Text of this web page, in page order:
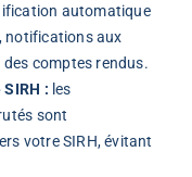
automatique
notifications aux
comptes rendus.
: les
sont
votre SIRH, évitant